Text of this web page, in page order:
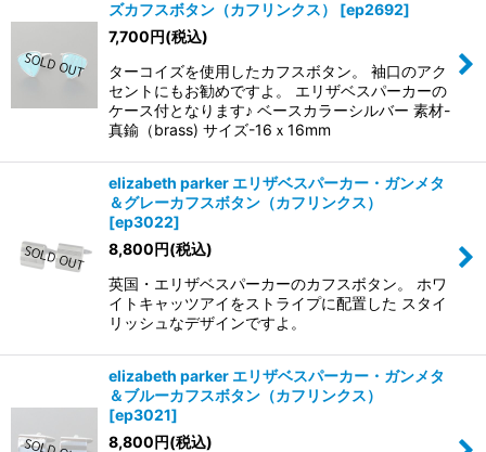
ズカフスボタン（カフリンクス）
[ep2692]
7,700円(税込)
ターコイズを使用したカフスボタン。 袖口のアク
セントにもお勧めですよ。 エリザベスパーカーの
ケース付となります♪ ベースカラーシルバー 素材-
真鍮（brass) サイズ-16ｘ16mm
elizabeth parker エリザベスパーカー・ガンメタ
＆グレーカフスボタン（カフリンクス）
[ep3022]
8,800円(税込)
英国・エリザベスパーカーのカフスボタン。 ホワ
イトキャッツアイをストライプに配置した スタイ
リッシュなデザインですよ。
elizabeth parker エリザベスパーカー・ガンメタ
＆ブルーカフスボタン（カフリンクス）
[ep3021]
8,800円(税込)